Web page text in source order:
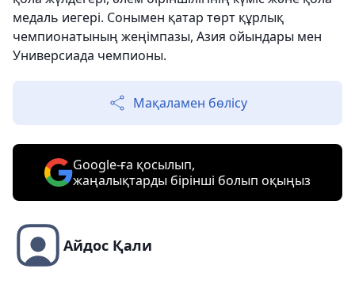
медаль иегері. Сонымен қатар төрт құрлық
чемпионатының жеңімпазы, Азия ойындары мен
Универсиада чемпионы.
Мақаламен бөлісу
Google-ға қосылып,
жаңалықтарды бірінші болып оқыңыз
Айдос Қали